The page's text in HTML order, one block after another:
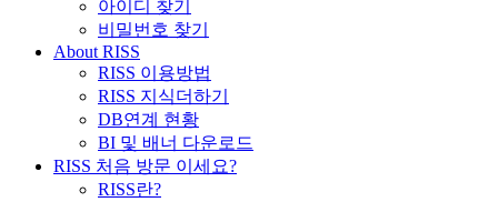
아이디 찾기
비밀번호 찾기
About RISS
RISS 이용방법
RISS 지식더하기
DB연계 현황
BI 및 배너 다운로드
RISS 처음 방문 이세요?
RISS란?